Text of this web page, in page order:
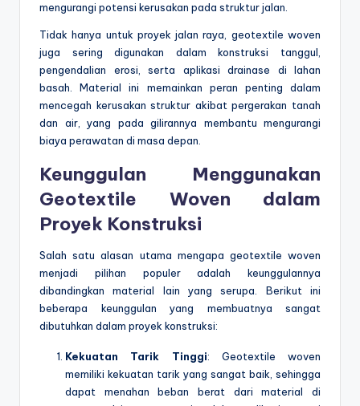
mengurangi potensi kerusakan pada struktur jalan.
Tidak hanya untuk proyek jalan raya, geotextile woven
juga sering digunakan dalam konstruksi tanggul,
pengendalian erosi, serta aplikasi drainase di lahan
basah. Material ini memainkan peran penting dalam
mencegah kerusakan struktur akibat pergerakan tanah
dan air, yang pada gilirannya membantu mengurangi
biaya perawatan di masa depan.
Keunggulan Menggunakan
Geotextile Woven dalam
Proyek Konstruksi
Salah satu alasan utama mengapa geotextile woven
menjadi pilihan populer adalah keunggulannya
dibandingkan material lain yang serupa. Berikut ini
beberapa keunggulan yang membuatnya sangat
dibutuhkan dalam proyek konstruksi:
Kekuatan Tarik Tinggi: Geotextile woven
memiliki kekuatan tarik yang sangat baik, sehingga
dapat menahan beban berat dari material di